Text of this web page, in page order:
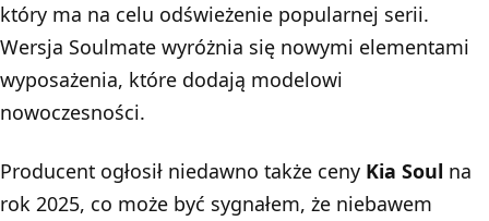
który ma na celu odświeżenie popularnej serii.
Wersja Soulmate wyróżnia się nowymi elementami
wyposażenia, które dodają modelowi
nowoczesności.
Producent ogłosił niedawno także ceny Kia Soul na
rok 2025, co może być sygnałem, że niebawem